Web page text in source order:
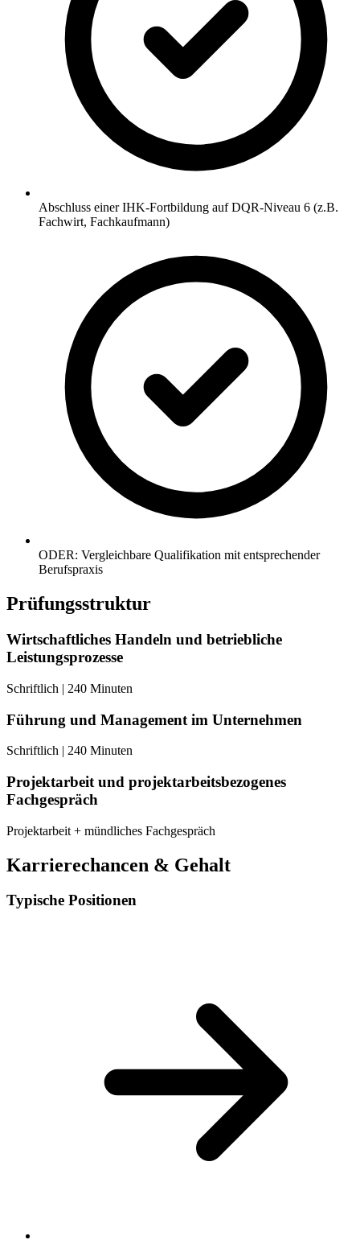
Abschluss einer IHK-Fortbildung auf DQR-Niveau 6 (z.B.
Fachwirt, Fachkaufmann)
ODER: Vergleichbare Qualifikation mit entsprechender
Berufspraxis
Prüfungsstruktur
Wirtschaftliches Handeln und betriebliche
Leistungsprozesse
Schriftlich | 240 Minuten
Führung und Management im Unternehmen
Schriftlich | 240 Minuten
Projektarbeit und projektarbeitsbezogenes
Fachgespräch
Projektarbeit + mündliches Fachgespräch
Karrierechancen & Gehalt
Typische Positionen